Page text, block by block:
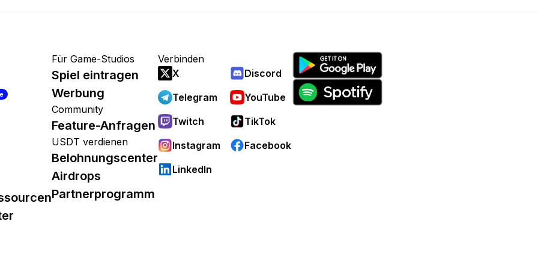
Für Game-Studios
Spiel eintragen
Werbung
Community
Feature-Anfragen
USDT verdienen
Belohnungscenter
Airdrops
Partnerprogramm
Verbinden
X
Discord
Telegram
YouTube
Twitch
TikTok
Instagram
Facebook
LinkedIn